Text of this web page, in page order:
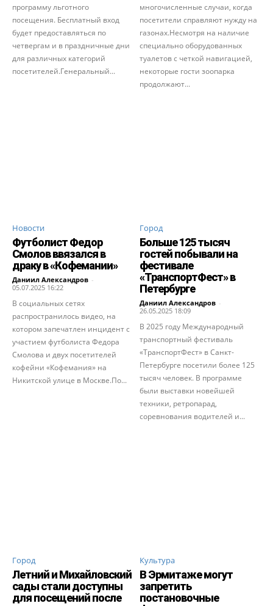
программу льготного
посещения. Бесплатный вход
будет предоставляться по
четвергам и в праздничные дни
для различных категорий
посетителей.Генеральный...
многочисленные случаи, когда
посетители справляют нужду на
газонах.Несмотря на наличие
специально оборудованных
туалетов с четкой навигацией,
некоторые гости зоопарка
продолжают...
Новости
Футболист Федор
Смолов ввязался в
драку в «Кофемании»
Даниил Александров -
05.07.2025 16:22
В социальных сетях
распространилось видео, на
котором запечатлен инцидент с
участием футболиста Федора
Смолова и двух посетителей
кофейни «Кофемания» на
Никитской улице в Москве.По...
Город
Больше 125 тысяч
гостей побывали на
фестивале
«ТранспортФест» в
Петербурге
Даниил Александров -
26.05.2025 18:09
В 2025 году Международный
транспортный фестиваль
«ТранспортФест» в Санкт-
Петербурге посетили более 125
тысяч человек. В программе
были выставки новейшей
техники, ретропарад,
соревнования водителей и...
Город
Летний и Михайловский
сады стали доступны
для посещений после
Культура
В Эрмитаже могут
запретить
постановочные